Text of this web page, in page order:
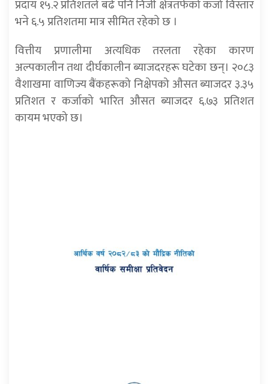
प्रदाय १५.२ प्रतिशतले बढे पनि निजी क्षेत्रतर्फको कर्जा विस्तार
भने ६.५ प्रतिशतमा मात्र सीमित रहेकाे छ ।
वित्तीय प्रणालीमा अत्यधिक तरलता रहेका कारण
अल्पकालीन तथा दीर्घकालीन ब्याजदरहरू घटेका छन्। २०८३
वैशाखमा वाणिज्य बैंकहरूको निक्षेपको औसत ब्याजदर ३.३५
प्रतिशत र कर्जाको भारित औसत ब्याजदर ६.७३ प्रतिशत
कायम भएको छ।